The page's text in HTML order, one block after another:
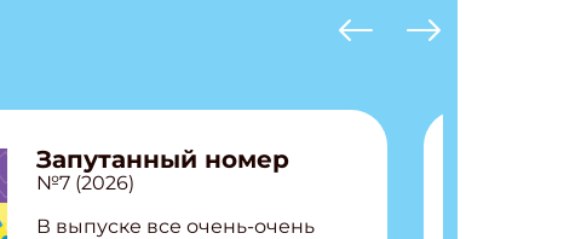
Запутанный номер
№7 (2026)
В выпуске все очень-очень